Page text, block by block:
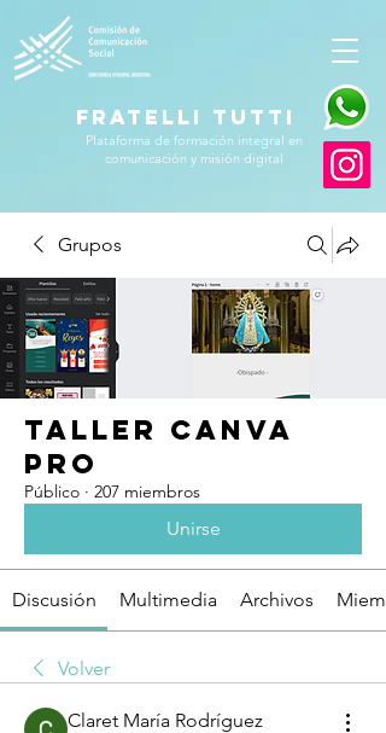
FRATELLI TUTTI
Plataforma de formación integral en
comunicación y misión digital
Grupos
Taller Canva
Pro
Público · 207 miembros
Unirse
Discusión Multimedia Archivos
Volver
Claret María Rodríguez